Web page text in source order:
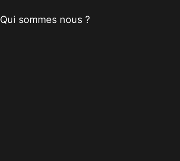
Qui sommes nous ?